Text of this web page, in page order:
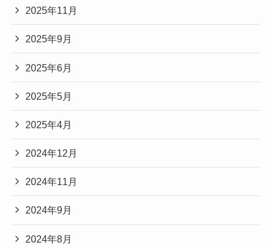
2025年11月
2025年9月
2025年6月
2025年5月
2025年4月
2024年12月
2024年11月
2024年9月
2024年8月